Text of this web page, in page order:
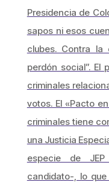
Presidencia de
sapos ni esos
clubes. Contra la
perdón social”. El
criminales
votos. El «Pacto
criminales tiene
una Justicia
especie de
candidato-, lo